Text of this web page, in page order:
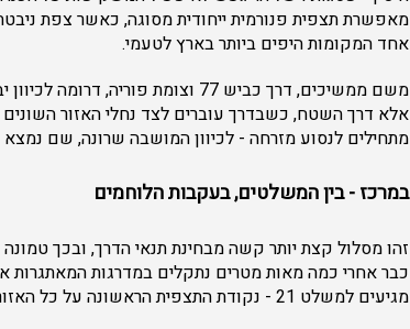
מאפשרת תצפית פנורמית ייחודית מסוגה, כאשר צפת
אחד המקומות היפים ביותר בארץ לטעמי.
אלא דרך השטח, כשבדרך עוברים לצד נחלי האזור
מתחילים לנסוע מזרחה - לכיוון המושבה שרונה, שם נמצא
במרכז - בין המשלטים, בעקבות הלוחמים
זהו מסלול קצת יותר קשה מבחינת תנאי הדרך, ובכך
כבר אחרי כמה מאות מטרים נתקלים במדרגות המאתגרות
מגיעים למשלט 21 - נקודת התצפית הראשונה על כל האזור.